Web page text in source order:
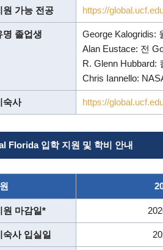
원 가능 전공 https://
명 졸업생
George Kalogridis:
Alan Eustace: 전
R. Glenn Hubbard:
Chris Iannello:
숙사 https://
Florida 입학 지원 및 학비 안내
원 마감일*
숙사 입실일